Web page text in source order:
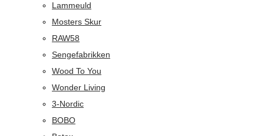
Lammeuld
Mosters Skur
RAW58
Sengefabrikken
Wood To You
Wonder Living
3-Nordic
BOBO